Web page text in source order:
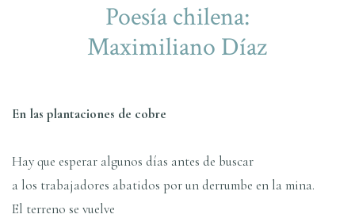
Poesí­a chilena:
Maximiliano Dí­az
En las plantaciones de cobre
Hay que esperar algunos dí­as antes de buscar
a los trabajadores abatidos por un derrumbe en la mina.
El terreno se vuelve